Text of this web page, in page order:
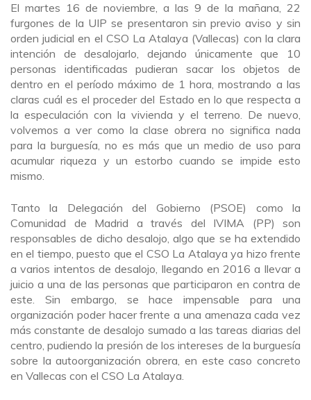
El martes 16 de noviembre, a las 9 de la mañana, 22
furgones de la UIP se presentaron sin previo aviso y sin
orden judicial en el CSO La Atalaya (Vallecas) con la clara
intención de desalojarlo, dejando únicamente que 10
personas identificadas pudieran sacar los objetos de
dentro en el período máximo de 1 hora, mostrando a las
claras cuál es el proceder del Estado en lo que respecta a
la especulación con la vivienda y el terreno. De nuevo,
volvemos a ver como la clase obrera no significa nada
para la burguesía, no es más que un medio de uso para
acumular riqueza y un estorbo cuando se impide esto
mismo.
Tanto la Delegación del Gobierno (PSOE) como la
Comunidad de Madrid a través del IVIMA (PP) son
responsables de dicho desalojo, algo que se ha extendido
en el tiempo, puesto que el CSO La Atalaya ya hizo frente
a varios intentos de desalojo, llegando en 2016 a llevar a
juicio a una de las personas que participaron en contra de
este. Sin embargo, se hace impensable para una
organización poder hacer frente a una amenaza cada vez
más constante de desalojo sumado a las tareas diarias del
centro, pudiendo la presión de los intereses de la burguesía
sobre la autoorganización obrera, en este caso concreto
en Vallecas con el CSO La Atalaya.